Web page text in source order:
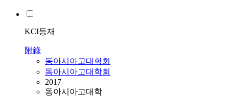
KCI등재
附錄
동아시아고대학회
동아시아고대학회
2017
동아시아고대학